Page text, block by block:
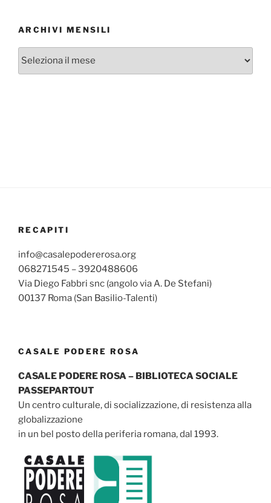
ARCHIVI MENSILI
Archivi
RECAPITI
info@casalepodererosa.org
068271545 – 3920488606
Via Diego Fabbri snc (angolo via A. De Stefani)
00137 Roma (San Basilio-Talenti)
CASALE PODERE ROSA
CASALE PODERE ROSA – BIBLIOTECA SOCIALE
PASSEPARTOUT
Un centro culturale, di socializzazione, di resistenza alla
globalizzazione
in un bel posto della periferia romana, dal 1993.